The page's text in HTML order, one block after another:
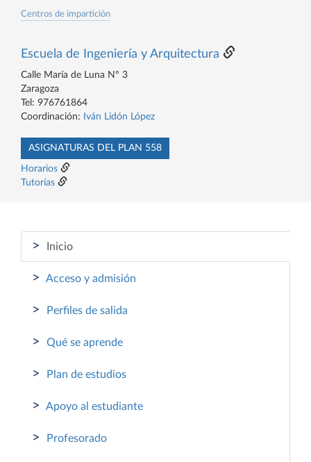
Centros de impartición
Escuela de Ingeniería y Arquitectura
Calle María de Luna Nº 3
Zaragoza
Tel: 976761864
Coordinación:
Iván Lidón López
ASIGNATURAS DEL PLAN 558
Horarios
Tutorías
> Inicio
> Acceso y admisión
> Perfiles de salida
> Qué se aprende
> Plan de estudios
> Apoyo al estudiante
> Profesorado